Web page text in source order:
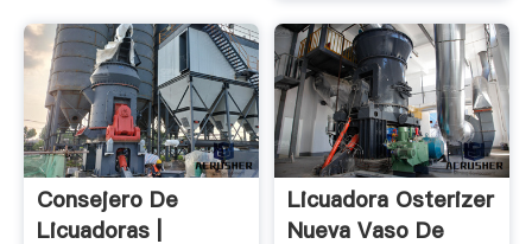
Consejero De
Licuadoras |
Licuadora Osterizer
Nueva Vaso De